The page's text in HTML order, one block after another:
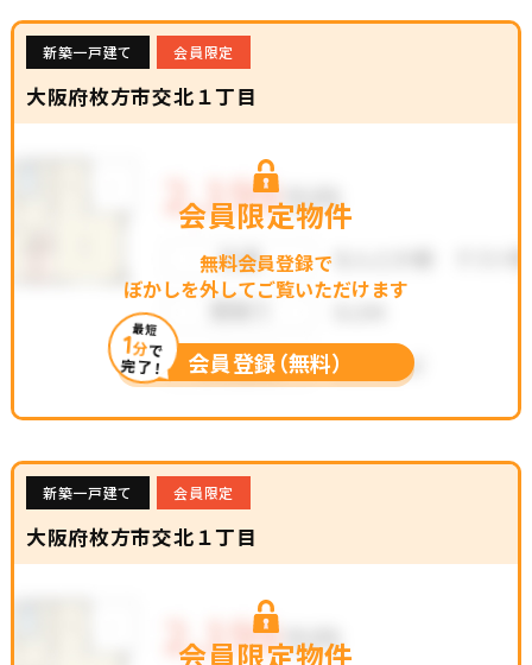
新築一戸建て 会員限定
大阪府枚方市交北１丁目
会員限定物件
無料会員登録で
ぼかしを外してご覧いただけます
最短
1分で
完了！ 会員登録（無料）
新築一戸建て 会員限定
大阪府枚方市交北１丁目
会員限定物件